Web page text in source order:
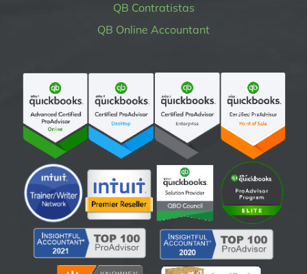
QB Contratistas
QB Online Accountant